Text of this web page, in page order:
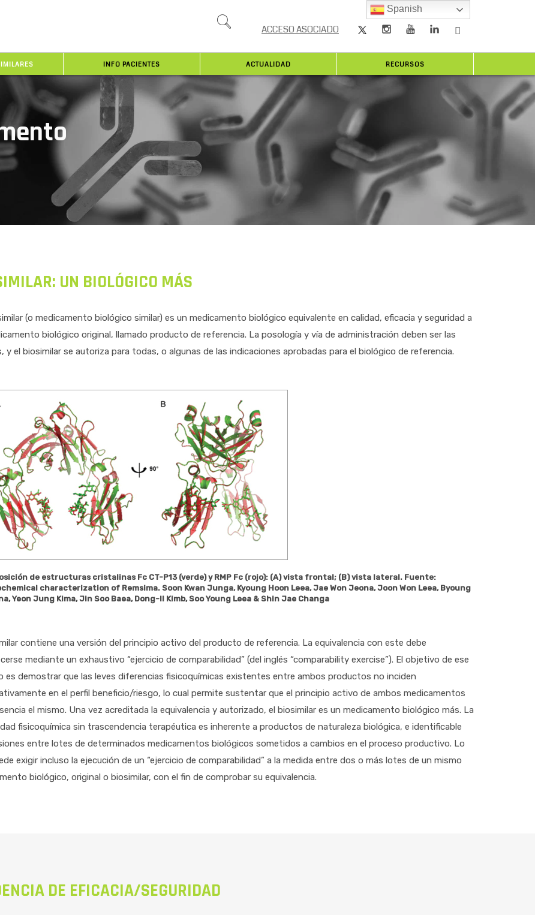
INFO PACIENTES ACTUALIDAD RECURSOS
ACCESO ASOCIADO
UN BIOLÓGICO MÁS
(o medicamento biológico similar) es un medicamento biológico equivalente en calidad, eficacia y seguridad a
biológico original, llamado producto de referencia. La posología y vía de administración deben ser las
y el biosimilar se autoriza para todas, o algunas de las indicaciones aprobadas para el biológico de referencia.
de estructuras cristalinas Fc CT-P13 (verde) y RMP Fc (rojo): (A) vista frontal; (B) vista lateral. Fuente:
characterization of Remsima. Soon Kwan Junga, Kyoung Hoon Leea, Jae Won Jeona, Joon Won Leea, Byoung
Yeon Jung Kima, Jin Soo Baea, Dong-Il Kimb, Soo Young Leea & Shin Jae Changa
contiene una versión del principio activo del producto de referencia. La equivalencia con este debe
mediante un exhaustivo “ejercicio de comparabilidad” (del inglés “comparability exercise”). El objetivo de ese
es demostrar que las leves diferencias fisicoquímicas existentes entre ambos productos no inciden
en el perfil beneficio/riesgo, lo cual permite sustentar que el principio activo de ambos medicamentos
el mismo. Una vez acreditada la equivalencia y autorizado, el biosimilar es un medicamento biológico más. La
fisicoquímica sin trascendencia terapéutica es inherente a productos de naturaleza biológica, e identificable
entre lotes de determinados medicamentos biológicos sometidos a cambios en el proceso productivo. Lo
exigir incluso la ejecución de un “ejercicio de comparabilidad” a la medida entre dos o más lotes de un mismo
biológico, original o biosimilar, con el fin de comprobar su equivalencia.
DE EFICACIA/SEGURIDAD
Spanish